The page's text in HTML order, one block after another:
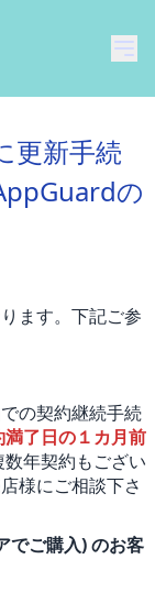
メ
更新手続
の
ます。下記ご参
の契約継続手続
満了日の１カ月前
年契約もござい
様にご相談下さ
でご購入) のお客